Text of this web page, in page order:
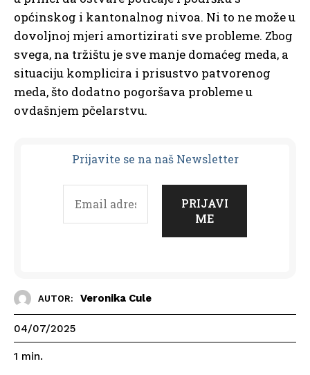
općinskog i kantonalnog nivoa. Ni to ne može u
dovoljnoj mjeri amortizirati sve probleme. Zbog
svega, na tržištu je sve manje domaćeg meda, a
situaciju komplicira i prisustvo patvorenog
meda, što dodatno pogoršava probleme u
ovdašnjem pčelarstvu.
Prijavite se na naš Newsletter
AUTOR: Veronika Cule
04/07/2025
1 min.